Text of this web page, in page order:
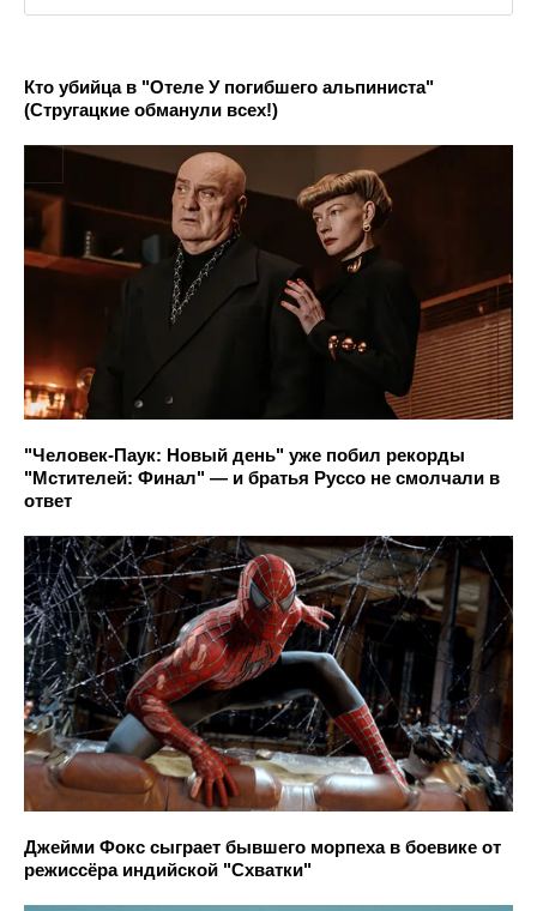
Кто убийца в "Отеле У погибшего альпиниста"
(Стругацкие обманули всех!)
"Человек-Паук: Новый день" уже побил рекорды
"Мстителей: Финал" — и братья Руссо не смолчали в
ответ
Джейми Фокс сыграет бывшего морпеха в боевике от
режиссёра индийской "Схватки"